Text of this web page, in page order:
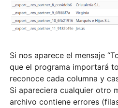
Si nos aparece el mensaje
que el programa importará
reconoce cada columna y
Si apareciera cualquier otro
archivo contiene errores